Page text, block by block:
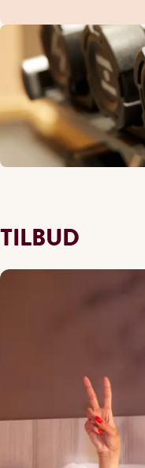
TILBUD